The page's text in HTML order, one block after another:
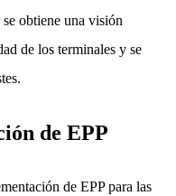
obtiene una visión
de los terminales y se
de EPP
de EPP para las